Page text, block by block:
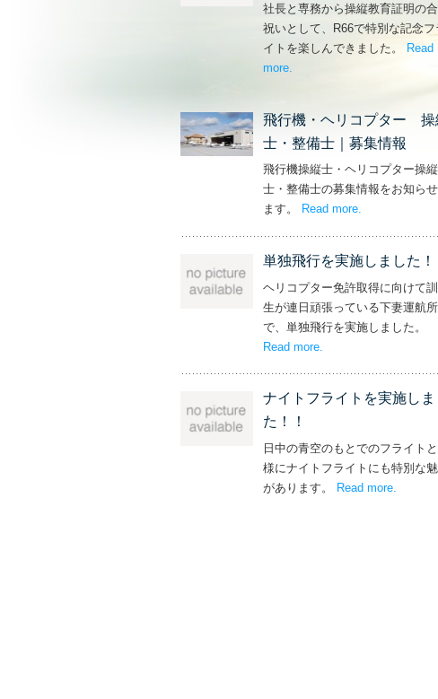
社長と専務から操縦教育証明の
祝いとして、R66で特別な記念フ
イトを楽しんできました。
Read
more – ‘社長と専務からの嬉しい
飛行機・ヘリコプター 操
士・整備士｜募集情報
飛行機操縦士・ヘリコプター操縦
士・整備士の募集情報をお知ら
ます。
Read more– ‘飛行機・ヘ
.
単独飛行を実施しました！
ヘリコプター免許取得に向けて
生が連日頑張っている下妻運航所
で、単独飛行を実施しました。
Read more
ナイトフライトを実施しま
た！！
日中の青空のもとでのフライト
様にナイトフライトにも特別な
があります。
Read more– ‘ナイ
.